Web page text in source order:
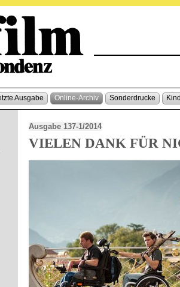
Ausgabe Online-Archiv Sonderdrucke
Ausgabe 137-1/2014
VIELEN DANK FÜR